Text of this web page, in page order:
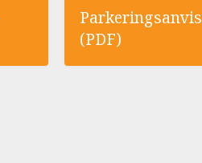
(PDF)